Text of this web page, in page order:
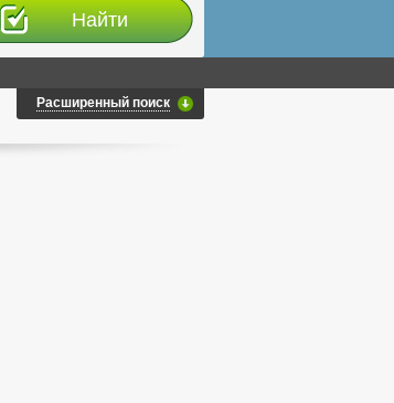
Расширенный поиск